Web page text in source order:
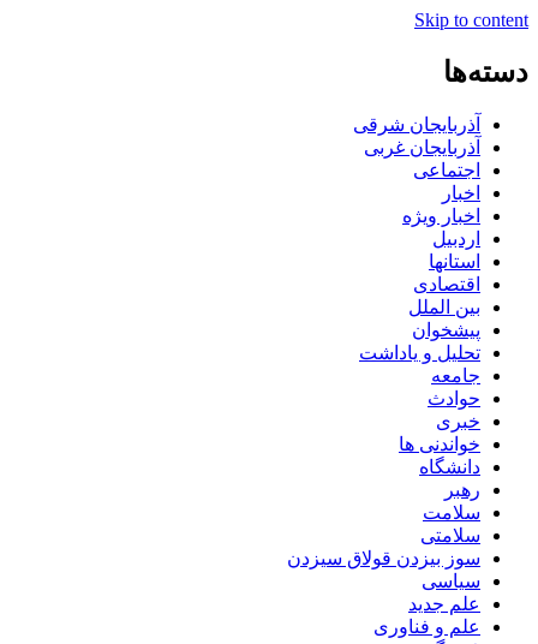
Skip to content
دسته‌ها
آذربایجان شرقی
آذربایجان غربی
اجتماعی
اخبار
اخبار ویژه
اردبیل
استانها
اقتصادی
بین الملل
پیشخوان
تحلیل و یاداشت
جامعه
حوادث
خبری
خواندنی ها
دانشگاه
رهبر
سلامت
سلامتی
سوز بیزدن قولاق سیزدن
سیاسی
علم جدید
علم و فناوری